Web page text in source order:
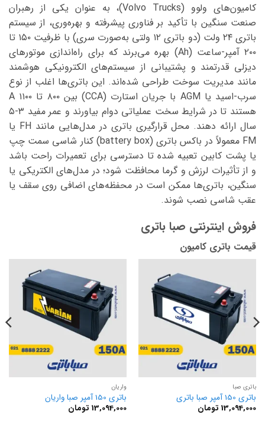
کامیون‌های ولوو (Volvo Trucks)، به عنوان یکی از رهبران
صنعت سنگین با تأکید بر فناوری پیشرفته و بهره‌وری، از سیستم
باتری ۲۴ ولت (دو باتری ۱۲ ولتی به‌صورت سری) با ظرفیت ۱۵۰ تا
۲۰۰ آمپر-ساعت (Ah) بهره می‌برند که برای راه‌اندازی موتورهای
دیزلی قدرتمند و پشتیبانی از سیستم‌های الکترونیکی هوشمند
مانند مدیریت سوخت طراحی شده‌اند. این باتری‌ها اغلب از نوع
سرب-اسید یا AGM با جریان استارت (CCA) بین ۸۰۰ تا ۱۱۰۰ A
هستند تا در شرایط سخت عملیاتی دوام بیاورند و عمر مفید ۳-۵
سال ارائه دهند. محل قرارگیری باتری در مدل‌هایی مانند FH یا
FM معمولاً در باکس باتری (battery box) کنار شاسی سمت چپ
یا پشت کابین تعبیه شده تا دسترسی برای تعمیرات راحت باشد
و از تأثیرات لرزش و گرما محافظت شود؛ در مدل‌های الکتریکی یا
سنگین، باتری‌ها ممکن است در محفظه‌های اضافی روی سقف یا
عقب شاسی نصب شوند.
فروش اینترنتی صبا باتری
قیمت باتری کامیون
باتری صبا
باتری 150 آمپر صبا باتری
13,094,000 تومان
واریان
باتری 150 آمپر صبا واریان
13,094,000 تومان